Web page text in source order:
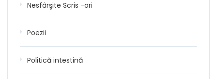
Nesfârşite Scris -ori
Poezii
Politică intestină